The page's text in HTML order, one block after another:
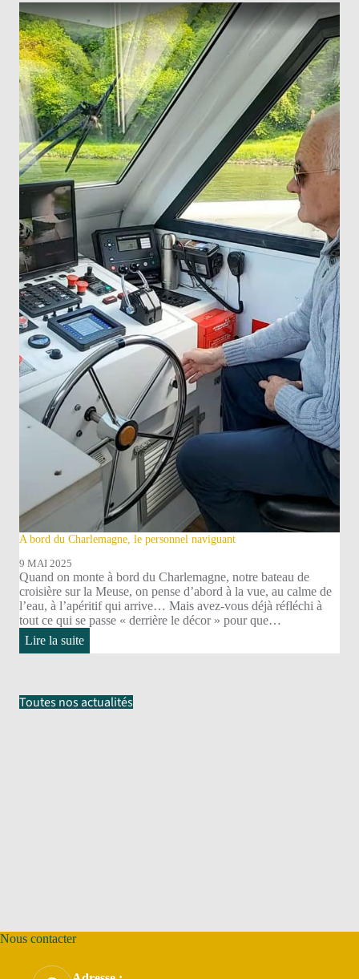
du
Charlemagne
:
La
Meuse,
un
fleuve
pas
comme
les
autres
A bord du Charlemagne, le personnel naviguant
9 MAI 2025
Quand on monte à bord du Charlemagne, notre bateau de
croisière sur la Meuse, on pense d’abord à la vue, au calme de
l’eau, à l’apéritif qui arrive… Mais avez-vous déjà réfléchi à
tout ce qui se passe « derrière le décor » pour que…
Lire la suite:
A
Charlemagne,
le
Toutes nos actualités
Nous contacter